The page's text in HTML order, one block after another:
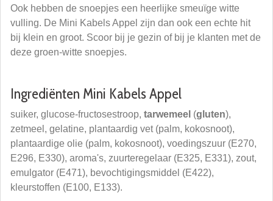
Ook hebben de snoepjes een heerlijke smeuïge witte
vulling. De Mini Kabels Appel zijn dan ook een echte hit
bij klein en groot. Scoor bij je gezin of bij je klanten met de
deze groen-witte snoepjes.
Ingrediënten Mini Kabels Appel
suiker, glucose-fructosestroop, tarwemeel (gluten),
zetmeel, gelatine, plantaardig vet (palm, kokosnoot),
plantaardige olie (palm, kokosnoot), voedingszuur (E270,
E296, E330), aroma's, zuurteregelaar (E325, E331), zout,
emulgator (E471), bevochtigingsmiddel (E422),
kleurstoffen (E100, E133).